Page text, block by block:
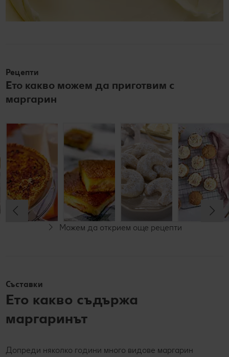
Рецепти
Ето какво можем да приготвим с
маргарин
бадеми
До 60 минути
Напреднали
Торта с
моркови и
тиквички
До 60 минути
Начинаещи
Бабин пай
До 60 минути
Начинаещи
Меденки
Кипферл
(веган)
До 60 минути
Начинаещи
Можем да открием още рецепти
Съставки
Ето какво съдържа
маргаринът
Допреди няколко години много видове маргарин